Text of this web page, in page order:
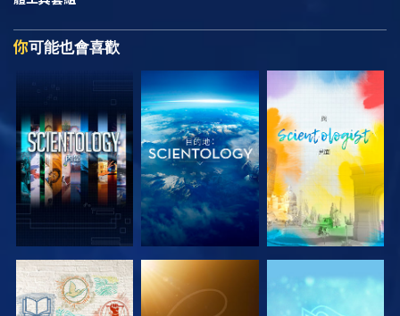
你可能也會喜歡
探索系列節目 探索系列節目 探索系列節目